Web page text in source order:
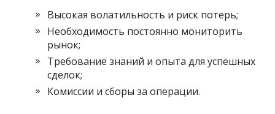
Высокая волатильность и риск потерь;
Необходимость постоянно мониторить
рынок;
Требование знаний и опыта для успешных
сделок;
Комиссии и сборы за операции.